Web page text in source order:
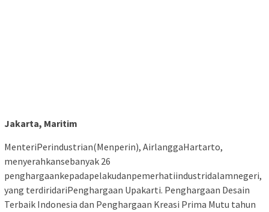
Jakarta, Maritim
MenteriPerindustrian(Menperin), AirlanggaHartarto,
menyerahkansebanyak 26
penghargaankepadapelakudanpemerhatiindustridalamnegeri,
yang terdiridariPenghargaan Upakarti. Penghargaan Desain
Terbaik Indonesia dan Penghargaan Kreasi Prima Mutu tahun